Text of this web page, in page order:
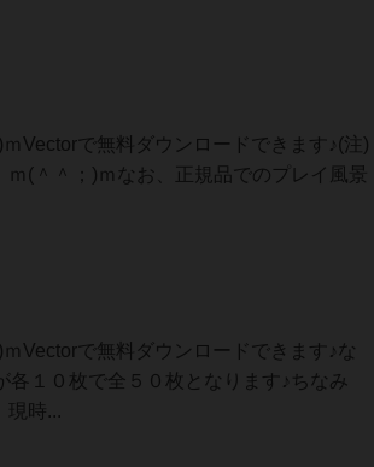
Vectorで無料ダウンロードできます♪(注)
(＾＾；)ｍなお、正規品でのプレイ風景
Vectorで無料ダウンロードできます♪な
１０枚で全５０枚となります♪ちなみ
現時...